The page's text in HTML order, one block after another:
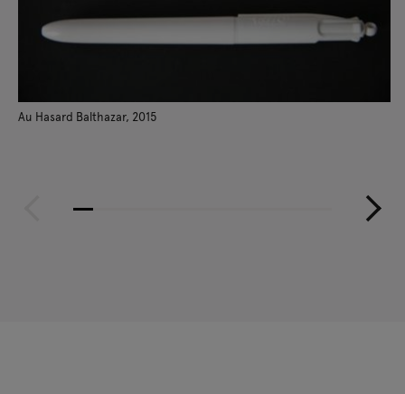
Au Hasard Balthazar, 2015